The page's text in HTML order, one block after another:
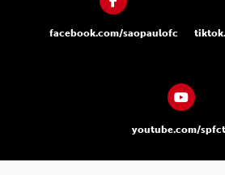
facebook.com/saopaulofc
youtube.com/